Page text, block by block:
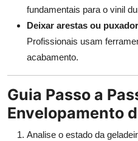
fundamentais para o vinil
Deixar arestas ou
Profissionais usam
acabamento.
Guia Passo a
Envelopamento
Analise o estado da